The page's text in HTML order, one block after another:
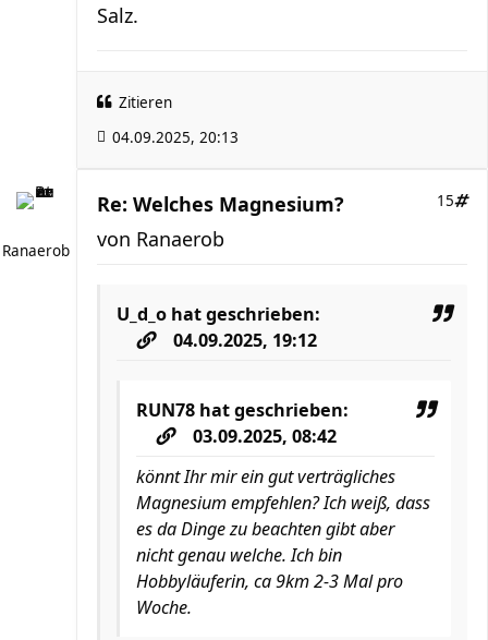
Salz.
Zitieren
04.09.2025, 20:13
Ranaerob
Re: Welches Magnesium? 15
von Ranaerob
U_d_o hat geschrieben:
04.09.2025, 19:12
RUN78 hat geschrieben:
03.09.2025, 08:42
könnt Ihr mir ein gut verträgliches
Magnesium empfehlen? Ich weiß, dass
es da Dinge zu beachten gibt aber
nicht genau welche. Ich bin
Hobbyläuferin, ca 9km 2-3 Mal pro
Woche.